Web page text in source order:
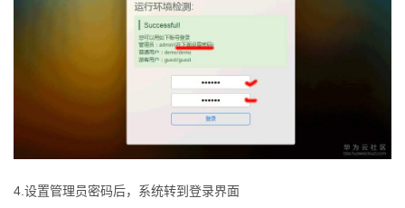
4. 设置管理员密码后，系统转到登录界面